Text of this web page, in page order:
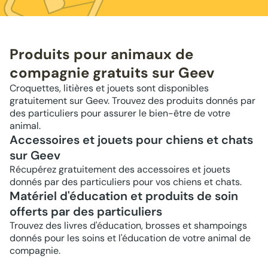
Produits pour animaux de
compagnie gratuits sur Geev
Croquettes, litières et jouets sont disponibles
gratuitement sur Geev. Trouvez des produits donnés par
des particuliers pour assurer le bien-être de votre
animal.
Accessoires et jouets pour chiens et chats
sur Geev
Récupérez gratuitement des accessoires et jouets
donnés par des particuliers pour vos chiens et chats.
Matériel d'éducation et produits de soin
offerts par des particuliers
Trouvez des livres d'éducation, brosses et shampoings
donnés pour les soins et l'éducation de votre animal de
compagnie.